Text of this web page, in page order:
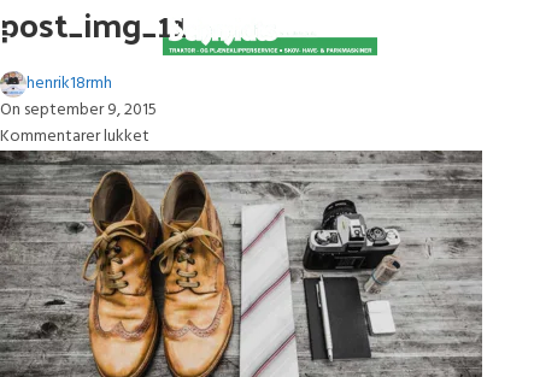
post_img_11
henrik18rmh
On september 9, 2015
Kommentarer lukket